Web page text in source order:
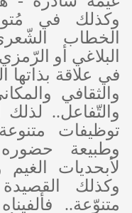
وكذلك في
الخطاب
البلاغي أو
في علاقة بذاتها
والثقافي
والتّفاعل..
توظيفات
وطبيعة
لأبحديات
وكذلك
متنوّعة..